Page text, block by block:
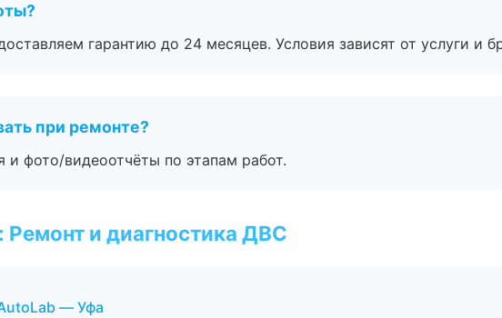
гарантию до 24 месяцев. Условия зависят от услуги и
при ремонте?
и фото/видеоотчёты по этапам работ.
и диагностика ДВС
— Уфа